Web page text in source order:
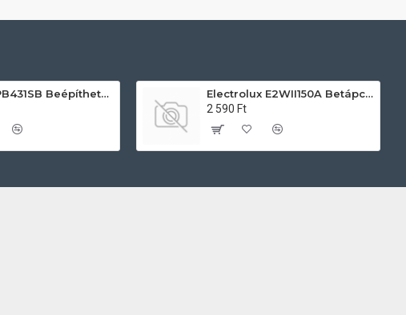
AEG TU5PB431SB Beépíthető villany sütő
Electrolux E2WII150A Betápcső mosógéphez és mosogatógéphez
2 590 Ft